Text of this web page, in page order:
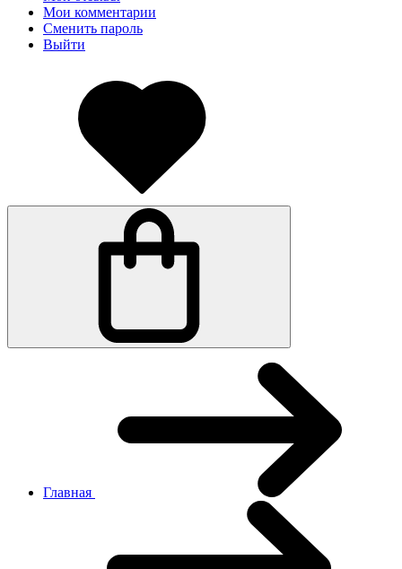
Мои комментарии
Сменить пароль
Выйти
Главная